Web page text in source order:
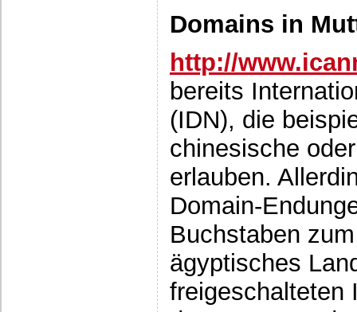
Domains in
http://
bereits
(IDN), die
chinesische
erlauben.
Domain-
Buchstaben
ägyptisches
freigeschalteten